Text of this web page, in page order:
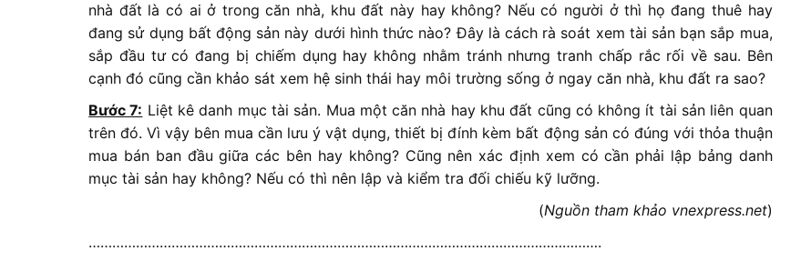
nhà đất là có ai ở trong căn nhà, khu đất này hay không? Nếu có người ở thì họ đang thuê hay
đang sử dụng bất động sản này dưới hình thức nào? Đây là cách rà soát xem tài sản bạn sắp mua,
sắp đầu tư có đang bị chiếm dụng hay không nhằm tránh nhưng tranh chấp rắc rối về sau. Bên
cạnh đó cũng cần khảo sát xem hệ sinh thái hay môi trường sống ở ngay căn nhà, khu đất ra sao?
Bước 7: Liệt kê danh mục tài sản. Mua một căn nhà hay khu đất cũng có không ít tài sản liên quan
trên đó. Vì vậy bên mua cần lưu ý vật dụng, thiết bị đính kèm bất động sản có đúng với thỏa thuận
mua bán ban đầu giữa các bên hay không? Cũng nên xác định xem có cần phải lập bảng danh
mục tài sản hay không? Nếu có thì nên lập và kiểm tra đối chiếu kỹ lưỡng.
(Nguồn tham khảo vnexpress.net)
………………………………………………………………………………………………………………….